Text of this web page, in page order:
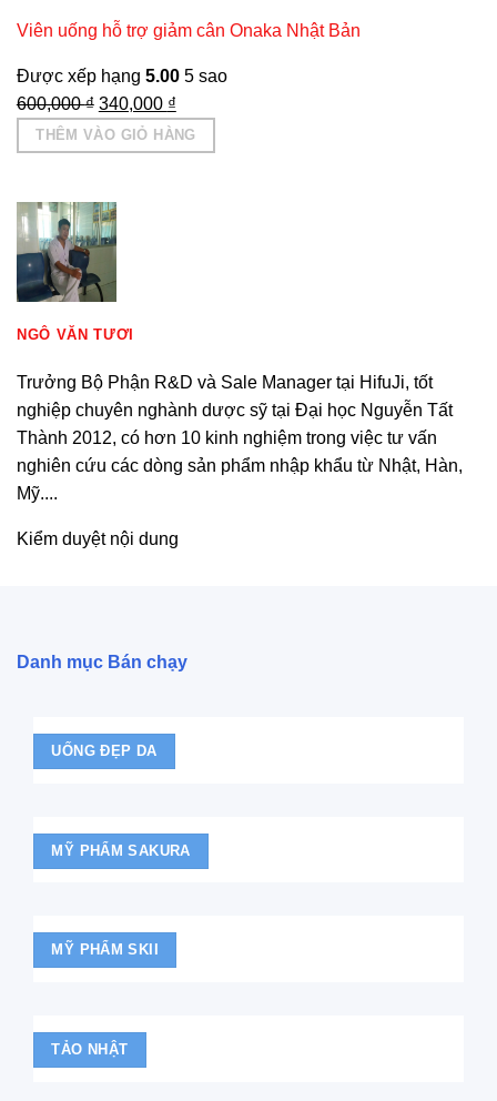
Viên uống hỗ trợ giảm cân Onaka Nhật Bản
Được xếp hạng 5.005 sao
600,000₫ Giá
gốc
là:
340,000 ₫Giá
hiện
tại
THÊM VÀO GIỎ HÀNG
NGÔ VĂN TƯƠI
Trưởng Bộ Phận R&D và Sale Manager tại HifuJi, tốt
nghiệp chuyên nghành dược sỹ tại Đại học Nguyễn Tất
Thành 2012, có hơn 10 kinh nghiệm trong việc tư vấn
nghiên cứu các dòng sản phẩm nhập khẩu từ Nhật, Hàn,
Mỹ....
Kiểm duyệt nội dung
Danh mục Bán chạy
UỐNG ĐẸP DA
MỸ PHẨM SAKURA
MỸ PHẨM SKII
TẢO NHẬT